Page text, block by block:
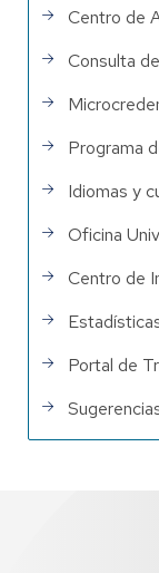
Centro de
Consulta
Programa
Idiomas y
Oficina
Centro de
Portal de